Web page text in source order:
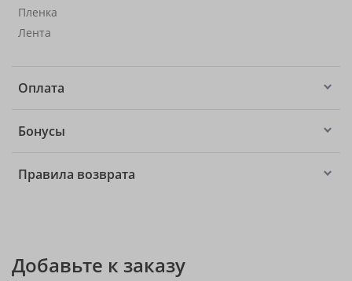
Пленка
Лента
Оплата
Бонусы
Правила возврата
Добавьте к заказу